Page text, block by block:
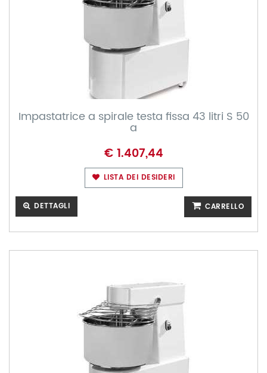
Impastatrice a spirale testa fissa 43 litri S 50
a
€ 1.407,44
LISTA DEI DESIDERI
DETTAGLI CARRELLO